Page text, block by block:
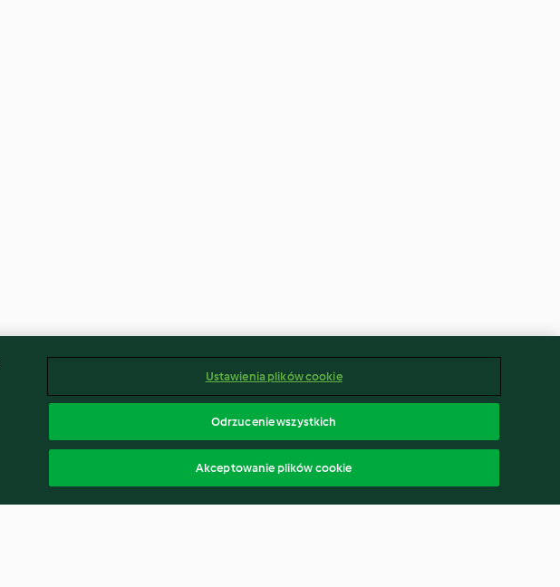
Ustawienia plików cookie
Odrzucenie wszystkich
Akceptowanie plików cookie